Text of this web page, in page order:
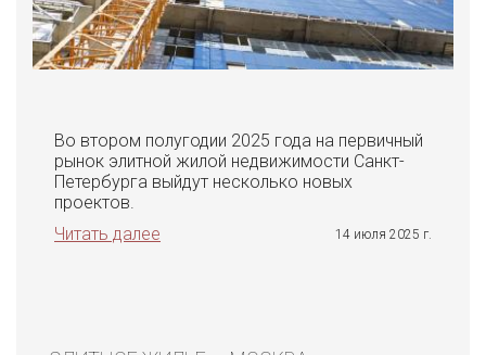
Во втором полугодии 2025 года на первичный
рынок элитной жилой недвижимости Санкт-
Петербурга выйдут несколько новых
проектов.
Читать далее
14 июля 2025 г.